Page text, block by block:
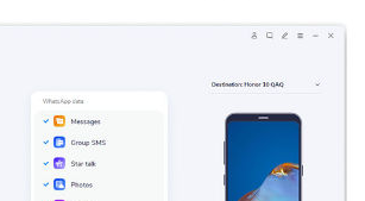
نقل WhatsApp
تحديث iOS
الأجهزة.
Status Saver for WhatsApp